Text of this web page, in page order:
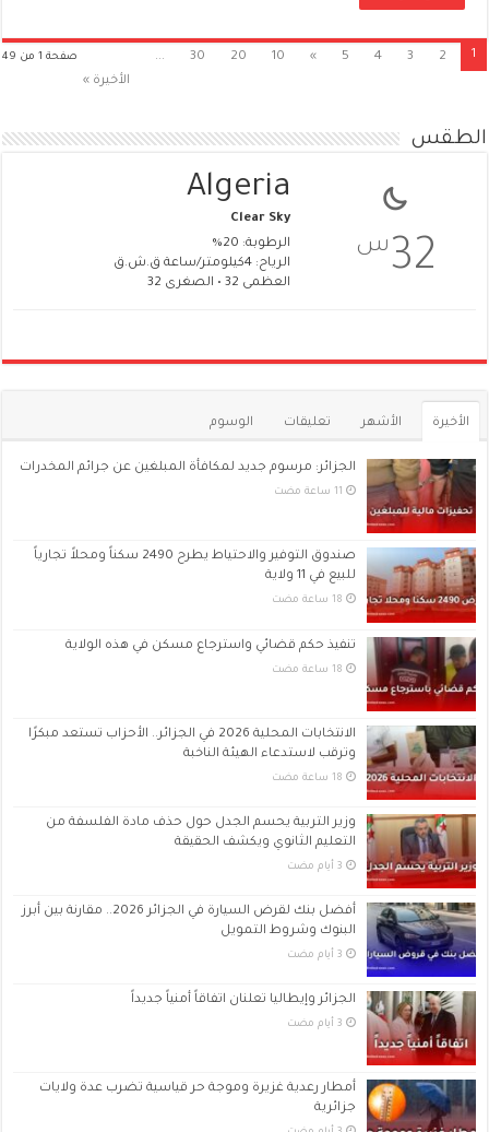
صفحة 1 من 49 1
2
3
4
5
»
10
20
30
...
الأخيرة »
الطقس
32 س
Algeria
Clear Sky
الرطوبة: 20%
الرياح: 4كيلومتر/ساعة ق.ش.ق‎
العظمى 32 • الصغرى 32
الأخيرة الأشهر تعليقات الوسوم
الجزائر: مرسوم جديد لمكافأة المبلغين عن جرائم المخدرات
صندوق التوفير والاحتياط يطرح 2490 سكناً ومحلاً تجارياً
للبيع في 11 ولاية
تنفيذ حكم قضائي واسترجاع مسكن في هذه الولاية
الانتخابات المحلية 2026 في الجزائر.. الأحزاب تستعد مبكرًا
وترقب لاستدعاء الهيئة الناخبة
وزير التربية يحسم الجدل حول حذف مادة الفلسفة من
التعليم الثانوي ويكشف الحقيقة
أفضل بنك لقرض السيارة في الجزائر 2026.. مقارنة بين أبرز
البنوك وشروط التمويل
الجزائر وإيطاليا تعلنان اتفاقاً أمنياً جديداً
أمطار رعدية غزيرة وموجة حر قياسية تضرب عدة ولايات
جزائرية